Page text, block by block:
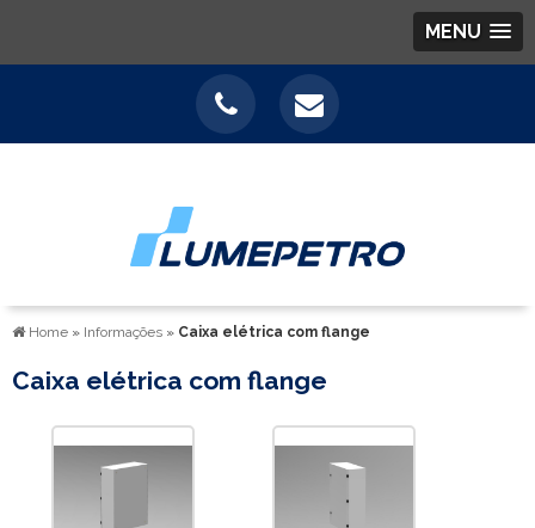
MENU
Home » Informações » Caixa elétrica com flange
Caixa elétrica com flange